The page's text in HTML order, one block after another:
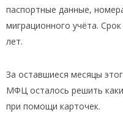
паспортные данные,
миграционного учёта.
лет.
За оставшиеся месяцы
МФЦ осталось решить
при помощи карточек.